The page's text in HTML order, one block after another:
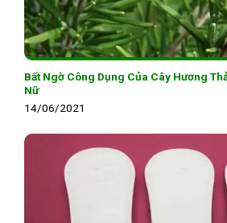
Bất Ngờ Công Dụng Của Cây Hương
Nữ
14/06/2021